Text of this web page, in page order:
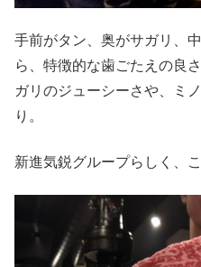
手前がタン、奥がサガリ、
ら、特徴的な歯ごたえの良
ガリのジューシーさや、ミ
り。
新進気鋭グループらしく、